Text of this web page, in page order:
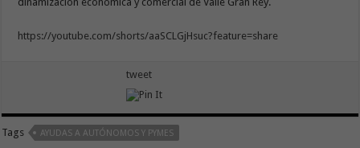
https://youtube.com/shorts/aaSCLGjHsuc?feature=share
tweet
Tags AYUDAS A AUTÓNOMOS Y PYMES